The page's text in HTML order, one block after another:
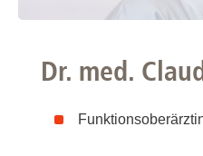
Dr. med.